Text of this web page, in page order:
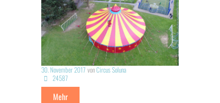
30. November 2017 vonCircus Soluna
24587
Mehr